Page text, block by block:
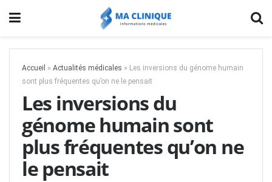
Accueil » Actualités médicales » Les inversions du génome humain
sont plus fréquentes qu’on ne le pensait
Les inversions du
génome humain sont
plus fréquentes qu’on ne
le pensait